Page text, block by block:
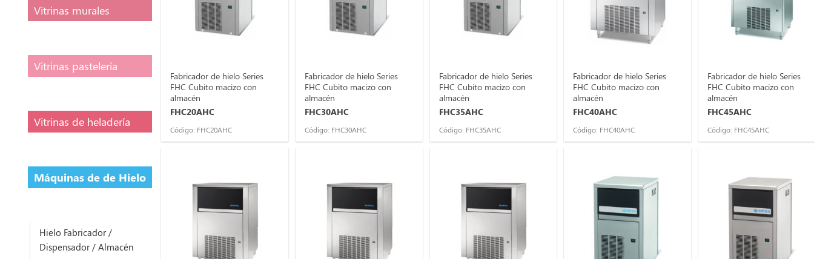
Vitrinas murales
Vitrinas pastelería
Vitrinas de heladería
Máquinas de de Hielo
Hielo Fabricador /
Dispensador / Almacén
Fabricador de hielo Series
FHC Cubito macizo con
almacén
FHC20AHC
Código: FHC20AHC
Fabricador de hielo Series
FHC Cubito macizo con
almacén
FHC30AHC
Código: FHC30AHC
Fabricador de hielo Series
FHC Cubito macizo con
almacén
FHC35AHC
Código: FHC35AHC
Fabricador de hielo Series
FHC Cubito macizo con
almacén
FHC40AHC
Código: FHC40AHC
Fabricador de hielo Series
FHC Cubito macizo con
almacén
FHC45AHC
Código: FHC45AHC